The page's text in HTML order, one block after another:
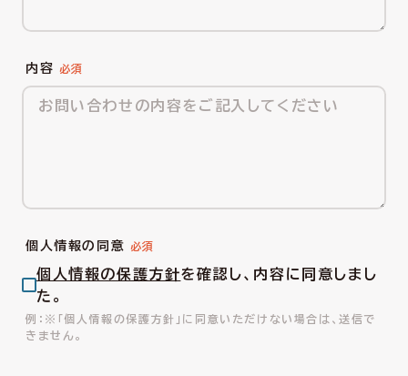
内容
個人情報の同意
個人情報の保護方針を確認し、内容に同意しまし
た。
※「個人情報の保護方針」に同意いただけない場合は、送信で
きません。